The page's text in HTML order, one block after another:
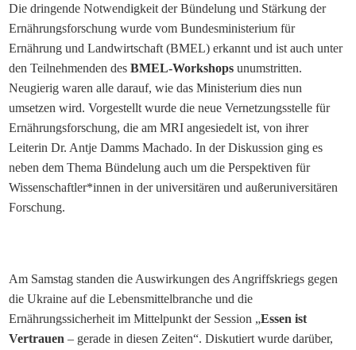
Die dringende Notwendigkeit der Bündelung und Stärkung der
Ernährungsforschung wurde vom Bundesministerium für
Ernährung und Landwirtschaft (BMEL) erkannt und ist auch unter
den Teilnehmenden desBMEL-Workshops unumstritten.
Neugierig waren alle darauf, wie das Ministerium dies nun
umsetzen wird. Vorgestellt wurde die neue Vernetzungsstelle für
Ernährungsforschung, die am MRI angesiedelt ist, von ihrer
Leiterin Dr. Antje Damms Machado. In der Diskussion ging es
neben dem Thema Bündelung auch um die Perspektiven für
Wissenschaftler*innen in der universitären und außeruniversitären
Forschung.
Am Samstag standen die Auswirkungen des Angriffskriegs gegen
die Ukraine auf die Lebensmittelbranche und die
Ernährungssicherheit im Mittelpunkt der Session „Essen ist
Vertrauen – gerade in diesen Zeiten“. Diskutiert wurde darüber,